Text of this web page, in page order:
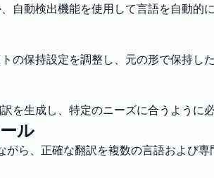
動検出機能を使用して言語を自動的に
保持設定を調整し、元の形で保持した
生成し、特定のニーズに合うように
ル
ら、正確な翻訳を複数の言語および専